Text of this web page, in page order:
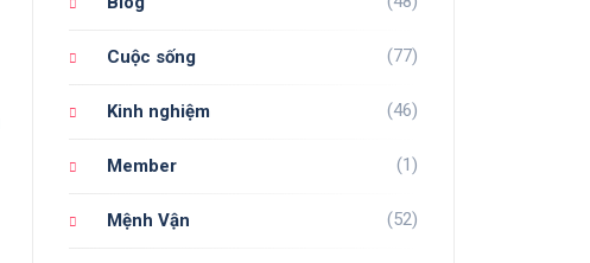
Cuộc sống (77)
Kinh nghiệm (46)
Member (1)
Mệnh Vận (52)